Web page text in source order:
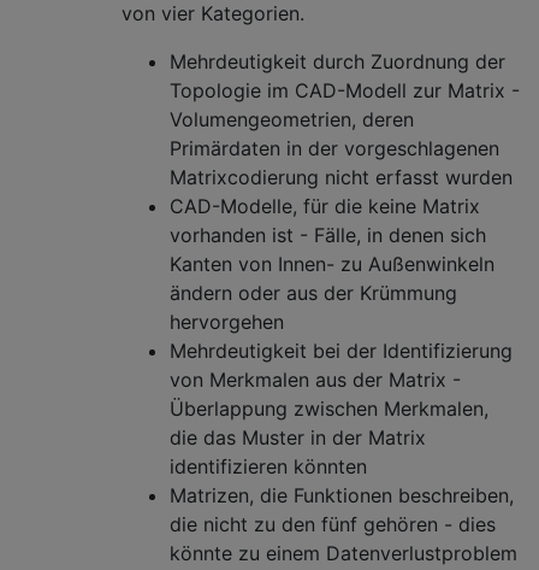
von vier Kategorien.
Mehrdeutigkeit durch Zuordnung der
Topologie im CAD-Modell zur Matrix -
Volumengeometrien, deren
Primärdaten in der vorgeschlagenen
Matrixcodierung nicht erfasst wurden
CAD-Modelle, für die keine Matrix
vorhanden ist - Fälle, in denen sich
Kanten von Innen- zu Außenwinkeln
ändern oder aus der Krümmung
hervorgehen
Mehrdeutigkeit bei der Identifizierung
von Merkmalen aus der Matrix -
Überlappung zwischen Merkmalen,
die das Muster in der Matrix
identifizieren könnten
Matrizen, die Funktionen beschreiben,
die nicht zu den fünf gehören - dies
könnte zu einem Datenverlustproblem